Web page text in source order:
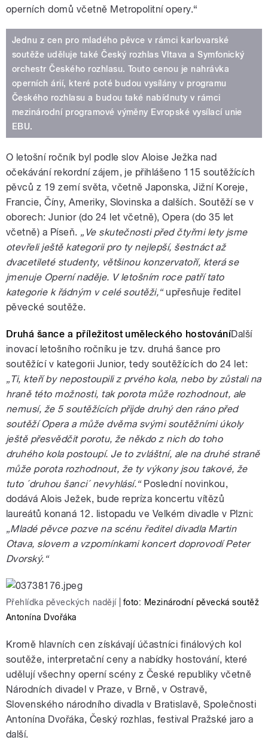
operních domů včetně Metropolitní opery.“
Jednu z cen pro mladého pěvce v rámci karlovarské
soutěže uděluje také Český rozhlas Vltava a Symfonický
orchestr Českého rozhlasu. Touto cenou je nahrávka
operních árií, které poté budou vysílány v programu
Českého rozhlasu a budou také nabídnuty v rámci
mezinárodní programové výměny Evropské vysílací unie
EBU.
O letošní ročník byl podle slov Aloise Ježka nad
očekávání rekordní zájem, je přihlášeno 115 soutěžících
pěvců z 19 zemí světa, včetně Japonska, Jižní Koreje,
Francie, Číny, Ameriky, Slovinska a dalších. Soutěží se v
oborech: Junior (do 24 let včetně), Opera (do 35 let
včetně) a Píseň. „Ve skutečnosti před čtyřmi lety jsme
otevřeli ještě kategorii pro ty nejlepší, šestnáct až
dvacetileté studenty, většinou konzervatoří, která se
jmenuje Operní naděje. V letošním roce patří tato
kategorie k řádným v celé soutěži,“upřesňuje ředitel
pěvecké soutěže.
Druhá šance a příležitost uměleckého hostováníDalší
inovací letošního ročníku je tzv. druhá šance pro
soutěžící v kategorii Junior, tedy soutěžících do 24 let:
„Ti, kteří by nepostoupili z prvého kola, nebo by zůstali na
hraně této možnosti, tak porota může rozhodnout, ale
nemusí, že 5 soutěžících přijde druhý den ráno před
soutěží Opera a může dvěma svými soutěžními úkoly
ještě přesvědčit porotu, že někdo z nich do toho
druhého kola postoupí. Je to zvláštní, ale na druhé straně
může porota rozhodnout, že ty výkony jsou takové, že
tuto ´druhou šanci´ nevyhlásí.“Poslední novinkou,
dodává Alois Ježek, bude repríza koncertu vítězů
laureátů konaná 12. listopadu ve Velkém divadle v Plzni:
„Mladé pěvce pozve na scénu ředitel divadla Martin
Otava, slovem a vzpomínkami koncert doprovodí Peter
Dvorský.“
Přehlídka pěveckých nadějí
foto: Mezinárodní pěvecká soutěž
Antonína Dvořáka
Kromě hlavních cen získávají účastníci finálových kol
soutěže, interpretační ceny a nabídky hostování, které
udělují všechny operní scény z České republiky včetně
Národních divadel v Praze, v Brně, v Ostravě,
Slovenského národního divadla v Bratislavě, Společnosti
Antonína Dvořáka, Český rozhlas, festival Pražské jaro a
další.